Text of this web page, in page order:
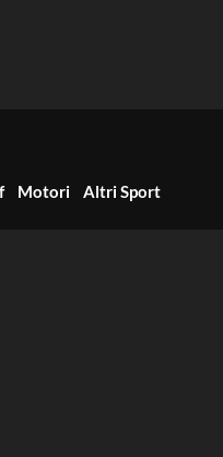
Motori Altri Sport